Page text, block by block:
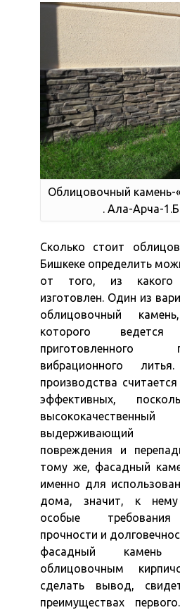
Облицовочный камень-
. Ала-Арча-
Сколько стоит
Бишкеке определить
от того, из какого
изготовлен. Один из
облицовочный
которого
вибрационного
производства
эффективных,
выдерживающий
повреждения и
тому же, фасадный
именно для
дома, значит, к нему
особые требования
прочности и
фасадный
облицовочным
сделать вывод,
преимуществах